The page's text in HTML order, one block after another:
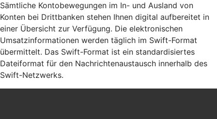
Sämtliche Kontobewegungen im In- und Ausland von
Konten bei Drittbanken stehen Ihnen digital aufbereitet in
einer Übersicht zur Verfügung. Die elektronischen
Umsatzinformationen werden täglich im Swift-Format
übermittelt. Das Swift-Format ist ein standardisiertes
Dateiformat für den Nachrichtenaustausch innerhalb des
Swift-Netzwerks.